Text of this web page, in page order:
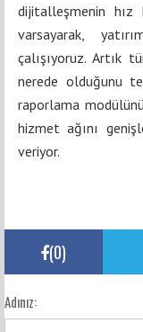
dijitalleşmenin hız
varsayarak,
çalışıyoruz. Artık
nerede olduğunu
raporlama
hizmet ağını
veriyor.
(0)
Adınız: